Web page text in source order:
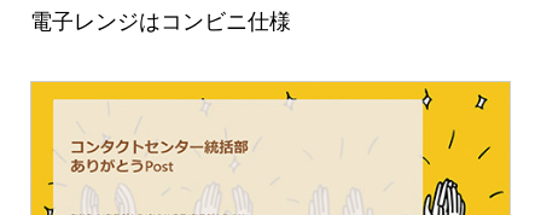
電子レンジはコンビニ仕様